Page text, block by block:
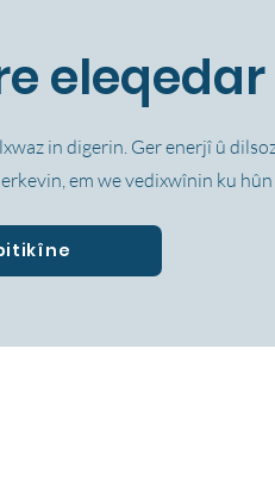
in digerin. Ger enerjî û
em we vedixwînin ku